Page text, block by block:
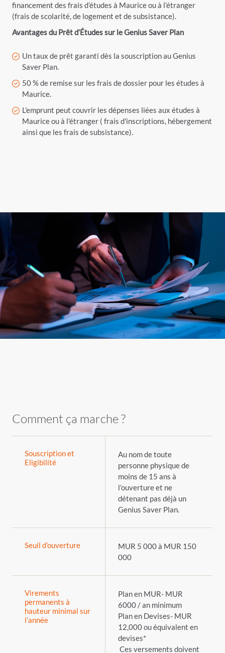
financement des frais d’études à Maurice ou à l’étranger
(frais de scolarité, de logement et de subsistance).
Avantages du Prêt d’Études sur le Genius Saver Plan
Un taux de prêt garanti dès la souscription au Genius
Saver Plan.
50 % de remise sur les frais de dossier pour les études à
Maurice.
L'emprunt peut couvrir les dépenses liées aux études à
Maurice ou à l'étranger ( frais d'inscriptions, hébergement
ainsi que les frais de subsistance).
Comment ça marche ?
Souscription et
Eligibilité
Au nom de toute
personne physique de
moins de 15 ans à
l’ouverture et ne
détenant pas déjà un
Genius Saver Plan.
Seuil d’ouverture
MUR 5 000 à MUR 150
000
Virements
permanents à
hauteur minimal sur
l’année
Plan en MUR- MUR
6000 / an minimum
Plan en Devises- MUR
12,000 ou équivalent en
devises*
Ces versements doivent